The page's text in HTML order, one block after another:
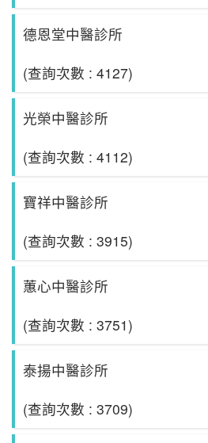
德恩堂中醫診所
(查詢次數 : 4127)
光榮中醫診所
(查詢次數 : 4112)
寶祥中醫診所
(查詢次數 : 3915)
蕙心中醫診所
(查詢次數 : 3751)
泰揚中醫診所
(查詢次數 : 3709)